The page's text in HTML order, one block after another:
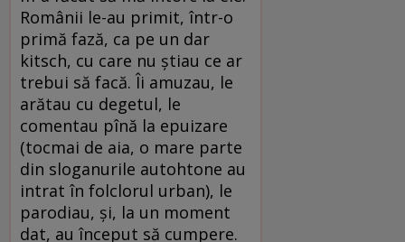
Românii le-au primit, într-o
primă fază, ca pe un dar
kitsch, cu care nu ştiau ce ar
trebui să facă. Îi amuzau, le
arătau cu degetul, le
comentau pînă la epuizare
(tocmai de aia, o mare parte
din sloganurile autohtone au
intrat în folclorul urban), le
parodiau, şi, la un moment
dat, au început să cumpere.